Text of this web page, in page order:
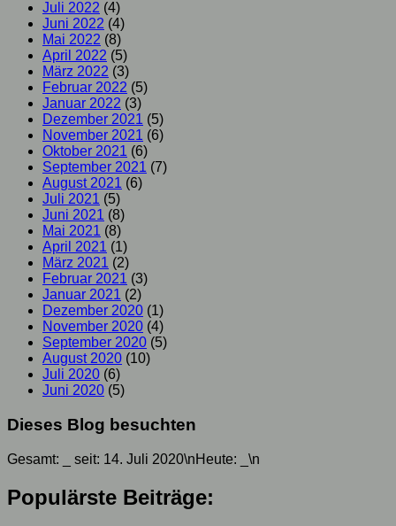
Juli 2022 (4)
Juni 2022 (4)
Mai 2022 (8)
April 2022 (5)
März 2022 (3)
Februar 2022 (5)
Januar 2022 (3)
Dezember 2021 (5)
November 2021 (6)
Oktober 2021 (6)
September 2021 (7)
August 2021 (6)
Juli 2021 (5)
Juni 2021 (8)
Mai 2021 (8)
April 2021 (1)
März 2021 (2)
Februar 2021 (3)
Januar 2021 (2)
Dezember 2020 (1)
November 2020 (4)
September 2020 (5)
August 2020 (10)
Juli 2020 (6)
Juni 2020 (5)
Dieses Blog besuchten
Gesamt: seit: 14. Juli 2020\nHeute: \n
Populärste Beiträge: